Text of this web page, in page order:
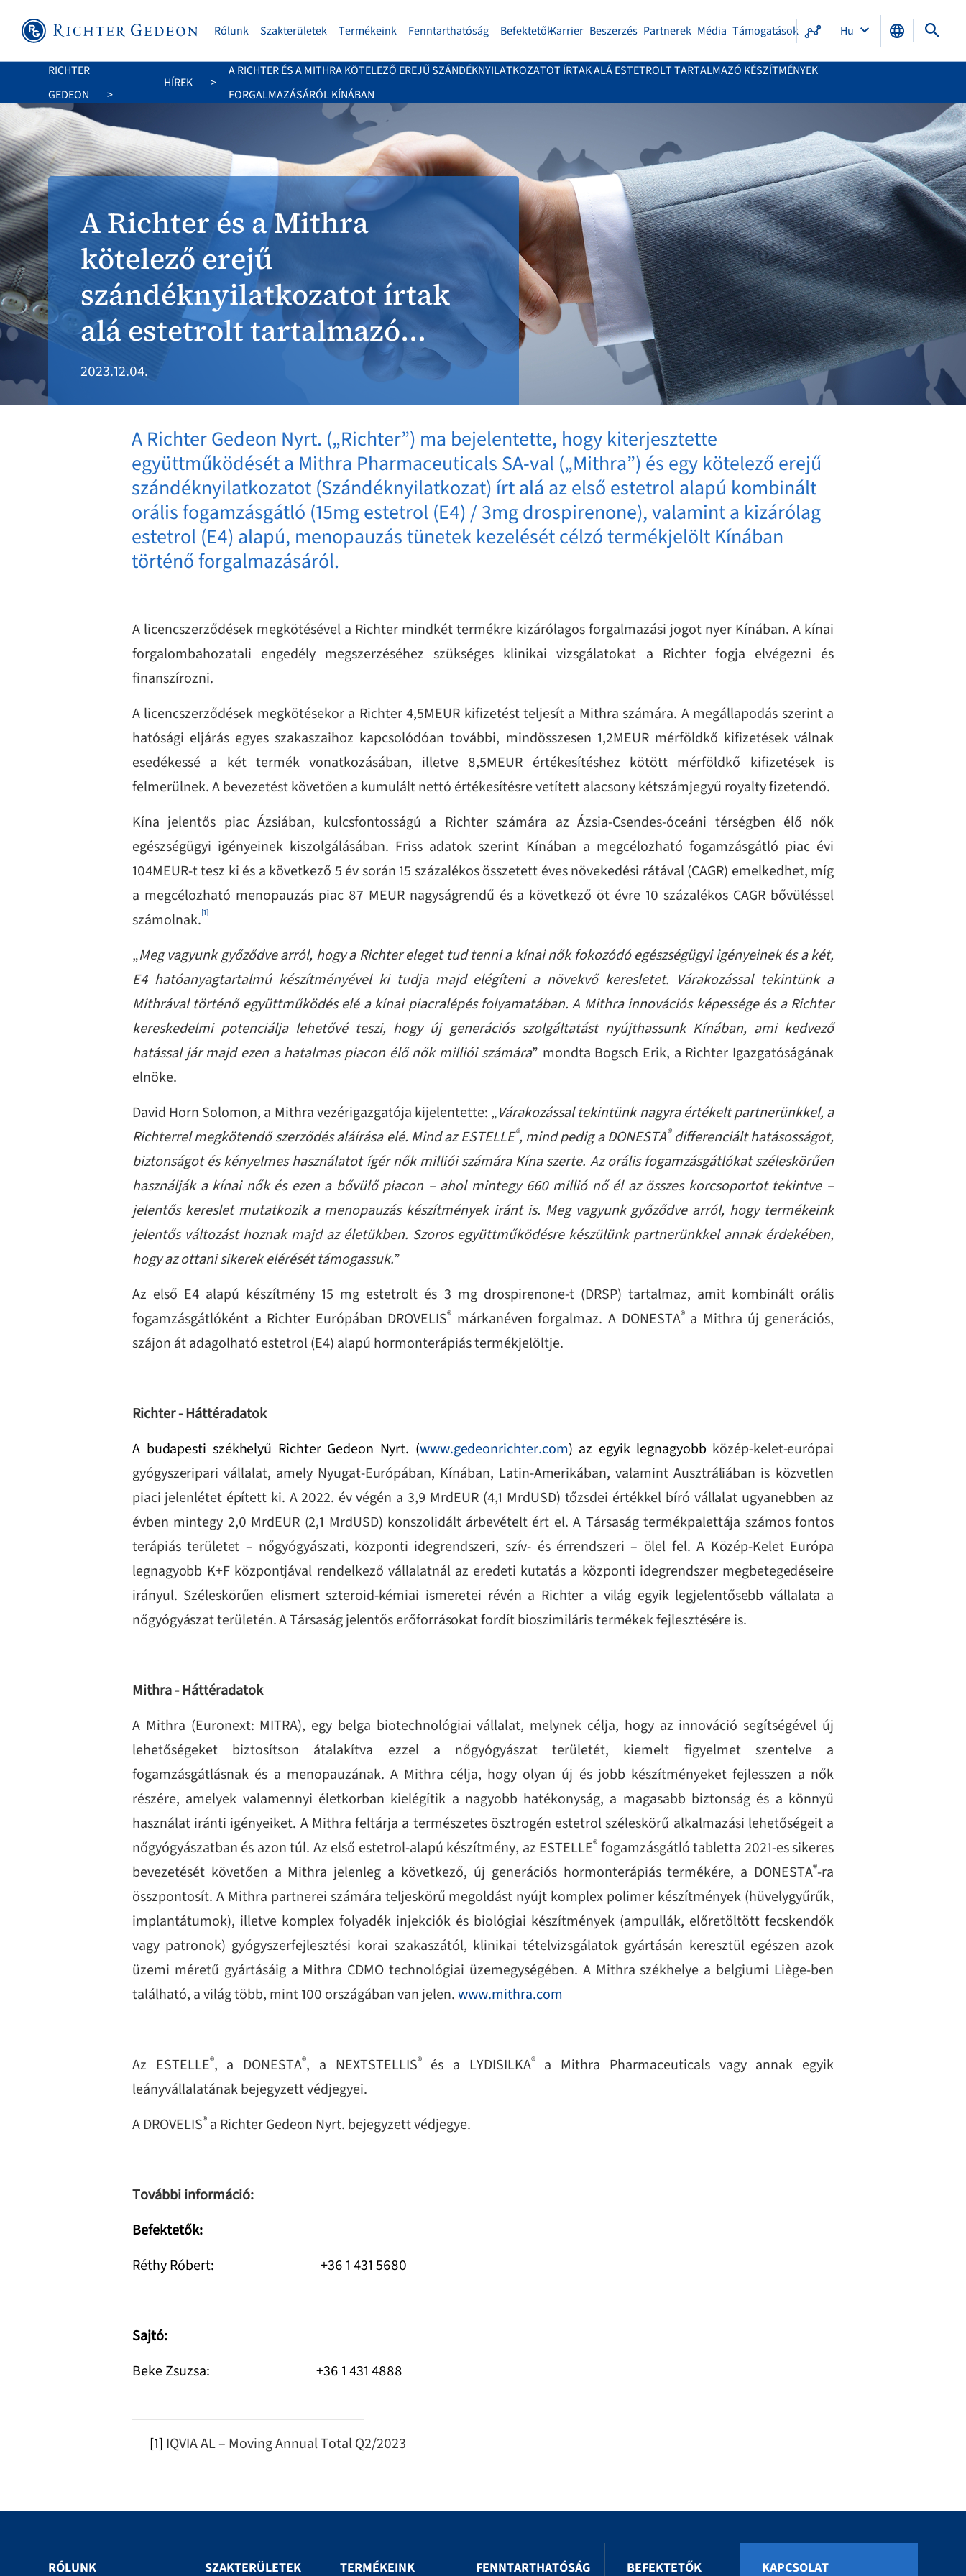
Rólunk Szakterületek Termékeink Fenntarthatóság BefektetőkKarrier Beszerzés Partnerek Média Támogatások Hu
RICHTER
GEDEON
HÍREK
A RICHTER ÉS A MITHRA KÖTELEZŐ EREJŰ SZÁNDÉKNYILATKOZATOT ÍRTAK ALÁ ESTETROLT TARTALMAZÓ KÉSZÍTMÉNYEK
FORGALMAZÁSÁRÓL KÍNÁBAN
A Richter és a Mithra
kötelező erejű
szándéknyilatkozatot írtak
alá estetrolt tartalmazó...
2023.12.04.
A Richter Gedeon Nyrt. („Richter”) ma bejelentette, hogy kiterjesztette
együttműködését a Mithra Pharmaceuticals SA-val („Mithra”) és egy kötelező erejű
szándéknyilatkozatot (Szándéknyilatkozat) írt alá az első estetrol alapú kombinált
orális fogamzásgátló (15mg estetrol (E4) / 3mg drospirenone), valamint a kizárólag
estetrol (E4) alapú, menopauzás tünetek kezelését célzó termékjelölt Kínában
történő forgalmazásáról.
A licencszerződések megkötésével a Richter mindkét termékre kizárólagos forgalmazási jogot nyer Kínában. A kínai
forgalombahozatali engedély megszerzéséhez szükséges klinikai vizsgálatokat a Richter fogja elvégezni és
finanszírozni.
A licencszerződések megkötésekor a Richter 4,5MEUR kifizetést teljesít a Mithra számára. A megállapodás szerint a
hatósági eljárás egyes szakaszaihoz kapcsolódóan további, mindösszesen 1,2MEUR mérföldkő kifizetések válnak
esedékessé a két termék vonatkozásában, illetve 8,5MEUR értékesítéshez kötött mérföldkő kifizetések is
felmerülnek. A bevezetést követően a kumulált nettó értékesítésre vetített alacsony kétszámjegyű royalty fizetendő.
Kína jelentős piac Ázsiában, kulcsfontosságú a Richter számára az Ázsia-Csendes-óceáni térségben élő nők
egészségügyi igényeinek kiszolgálásában. Friss adatok szerint Kínában a megcélozható fogamzásgátló piac évi
104MEUR-t tesz ki és a következő 5 év során 15 százalékos összetett éves növekedési rátával (CAGR) emelkedhet, míg
a megcélozható menopauzás piac 87 MEUR nagyságrendű és a következő öt évre 10 százalékos CAGR bővüléssel
számolnak.[1]
„Meg vagyunk győződve arról, hogy a Richter eleget tud tenni a kínai nők fokozódó egészségügyi igényeinek és a két,
E4 hatóanyagtartalmú készítményével ki tudja majd elégíteni a növekvő keresletet. Várakozással tekintünk a
Mithrával történő együttműködés elé a kínai piacralépés folyamatában. A Mithra innovációs képessége és a Richter
kereskedelmi potenciálja lehetővé teszi, hogy új generációs szolgáltatást nyújthassunk Kínában, ami kedvező
hatással jár majd ezen a hatalmas piacon élő nők milliói számára” mondta Bogsch Erik, a Richter Igazgatóságának
elnöke.
David Horn Solomon, a Mithra vezérigazgatója kijelentette: „Várakozással tekintünk nagyra értékelt partnerünkkel, a
Richterrel megkötendő szerződés aláírása elé. Mind az ESTELLE®, mind pedig a DONESTA®differenciált hatásosságot,
biztonságot és kényelmes használatot ígér nők milliói számára Kína szerte. Az orális fogamzásgátlókat széleskörűen
használják a kínai nők és ezen a bővülő piacon – ahol mintegy 660 millió nő él az összes korcsoportot tekintve –
jelentős kereslet mutatkozik a menopauzás készítmények iránt is. Meg vagyunk győződve arról, hogy termékeink
jelentős változást hoznak majd az életükben. Szoros együttműködésre készülünk partnerünkkel annak érdekében,
hogy az ottani sikerek elérését támogassuk.”
Az első E4 alapú készítmény 15 mg estetrolt és 3 mg drospirenone-t (DRSP) tartalmaz, amit kombinált orális
fogamzásgátlóként a Richter Európában DROVELIS® márkanéven forgalmaz. A DONESTA® a Mithra új generációs,
szájon át adagolható estetrol (E4) alapú hormonterápiás termékjelöltje.
Richter - Háttéradatok
A budapesti székhelyű Richter Gedeon Nyrt. (www.gedeonrichter.com) az egyik legnagyobb közép-kelet-európai
gyógyszeripari vállalat, amely Nyugat-Európában, Kínában, Latin-Amerikában, valamint Ausztráliában is közvetlen
piaci jelenlétet épített ki. A 2022. év végén a 3,9 MrdEUR (4,1 MrdUSD) tőzsdei értékkel bíró vállalat ugyanebben az
évben mintegy 2,0 MrdEUR (2,1 MrdUSD) konszolidált árbevételt ért el. A Társaság termékpalettája számos fontos
terápiás területet – nőgyógyászati, központi idegrendszeri, szív- és érrendszeri – ölel fel. A Közép-Kelet Európa
legnagyobb K+F központjával rendelkező vállalatnál az eredeti kutatás a központi idegrendszer megbetegedéseire
irányul. Széleskörűen elismert szteroid-kémiai ismeretei révén a Richter a világ egyik legjelentősebb vállalata a
nőgyógyászat területén. A Társaság jelentős erőforrásokat fordít bioszimiláris termékek fejlesztésére is.
Mithra - Háttéradatok
A Mithra (Euronext: MITRA), egy belga biotechnológiai vállalat, melynek célja, hogy az innováció segítségével új
lehetőségeket biztosítson átalakítva ezzel a nőgyógyászat területét, kiemelt figyelmet szentelve a
fogamzásgátlásnak és a menopauzának.A Mithra célja, hogy olyan új és jobb készítményeket fejlesszen a nők
részére, amelyek valamennyi életkorban kielégítik a nagyobb hatékonyság, a magasabb biztonság és a könnyű
használat iránti igényeiket. A Mithra feltárja a természetes ösztrogén estetrol széleskörű alkalmazási lehetőségeit a
nőgyógyászatban és azon túl. Az első estetrol-alapú készítmény, az ESTELLE® fogamzásgátló tabletta 2021-es sikeres
bevezetését követően a Mithra jelenleg a következő, új generációs hormonterápiás termékére, a DONESTA®-ra
összpontosít. A Mithra partnerei számára teljeskörű megoldást nyújt komplex polimer készítmények (hüvelygyűrűk,
implantátumok), illetve komplex folyadék injekciók és biológiai készítmények (ampullák, előretöltött fecskendők
vagy patronok) gyógyszerfejlesztési korai szakaszától, klinikai tételvizsgálatok gyártásán keresztül egészen azok
üzemi méretű gyártásáig a Mithra CDMO technológiai üzemegységében. A Mithra székhelye a belgiumi Liège-ben
található, a világ több, mint 100 országában van jelen.www.mithra.com
Az ESTELLE®, a DONESTA®, a NEXTSTELLIS®és a LYDISILKA®a Mithra Pharmaceuticals vagy annak egyik
leányvállalatának bejegyzett védjegyei.
A DROVELIS®a Richter Gedeon Nyrt. bejegyzett védjegye.
További információ:
Befektetők:
Réthy Róbert: +36 1 431 5680
Sajtó:
Beke Zsuzsa: +36 1 431 4888
[1] IQVIA AL – Moving Annual Total Q2/2023
RÓLUNK SZAKTERÜLETEK TERMÉKEINK FENNTARTHATÓSÁG BEFEKTETŐK KAPCSOLAT